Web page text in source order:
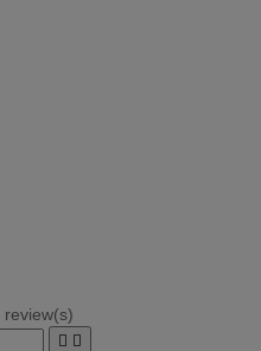
review(s)
 